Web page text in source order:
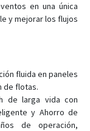
en una única
y mejorar los flujos
fluida en paneles
de flotas.
de larga vida con
y Ahorro de
de operación,